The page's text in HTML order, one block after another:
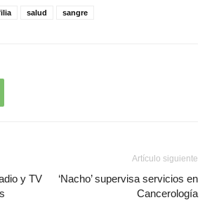
salud sangre
y TV
Artículo siguiente
‘Nacho’ supervisa servicios en
Cancerología